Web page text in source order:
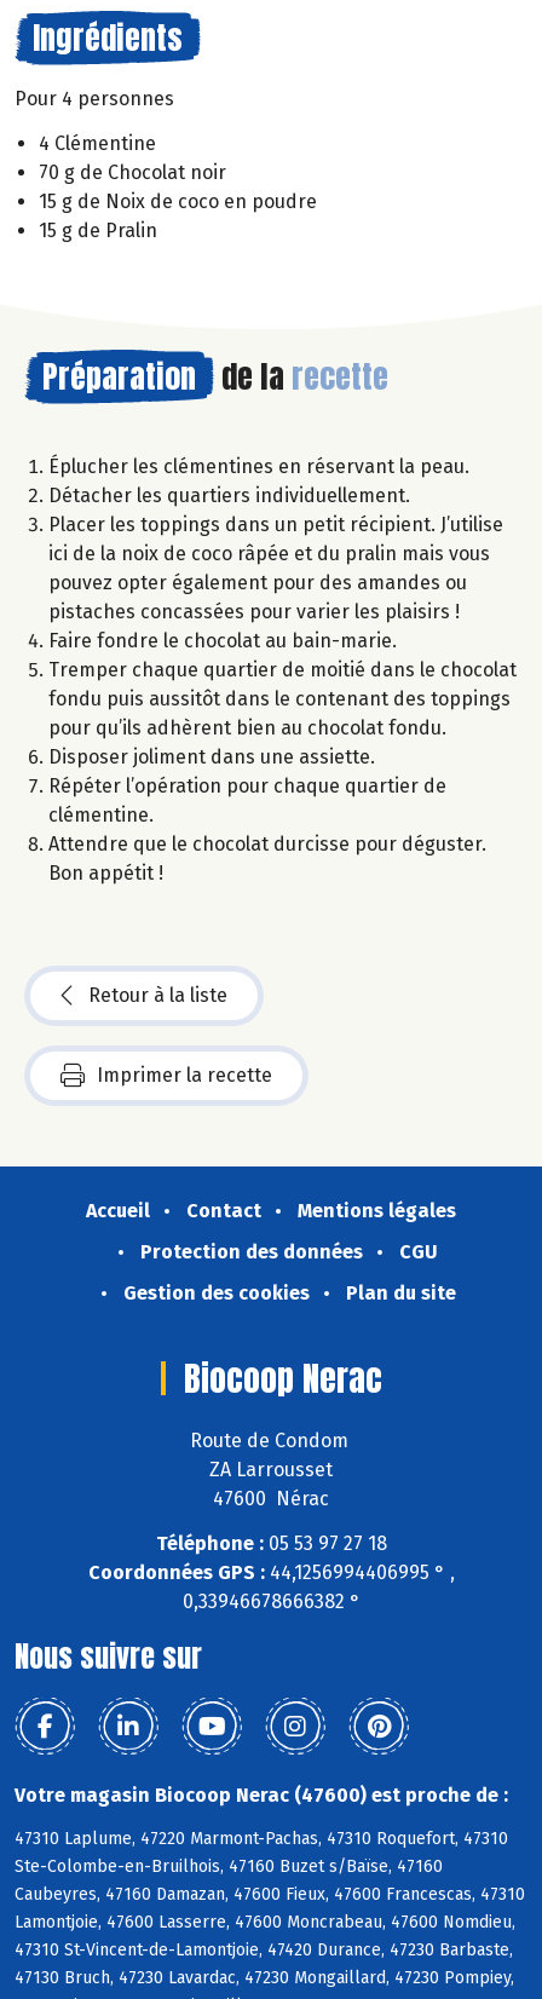
Ingrédients
Pour 4 personnes
4 Clémentine
70 g de Chocolat noir
15 g de Noix de coco en poudre
15 g de Pralin
Préparation de la recette
Éplucher les clémentines en réservant la peau.
Détacher les quartiers individuellement.
Placer les toppings dans un petit récipient. J’utilise
ici de la noix de coco râpée et du pralin mais vous
pouvez opter également pour des amandes ou
pistaches concassées pour varier les plaisirs !
Faire fondre le chocolat au bain-marie.
Tremper chaque quartier de moitié dans le chocolat
fondu puis aussitôt dans le contenant des toppings
pour qu’ils adhèrent bien au chocolat fondu.
Disposer joliment dans une assiette.
Répéter l’opération pour chaque quartier de
clémentine.
Attendre que le chocolat durcisse pour déguster.
Bon appétit !
Retour à la liste
Imprimer la recette
Accueil Contact
Mentions légales
Protection des données
CGU
Gestion des cookies
Plan du site
Biocoop Nerac
Route de Condom
ZA Larrousset
47600 Nérac
Téléphone :05 53 97 27 18
Coordonnées GPS :44,1256994406995 ° ,
0,33946678666382 °
Nous suivre sur
Votre magasin Biocoop Nerac (47600) est proche de :
47310 Laplume, 47220 Marmont-Pachas, 47310 Roquefort, 47310
Ste-Colombe-en-Bruilhois, 47160 Buzet s/Baïse, 47160
Caubeyres, 47160 Damazan, 47600 Fieux, 47600 Francescas, 47310
Lamontjoie, 47600 Lasserre, 47600 Moncrabeau, 47600 Nomdieu,
47310 St-Vincent-de-Lamontjoie, 47420 Durance, 47230 Barbaste,
47130 Bruch, 47230 Lavardac, 47230 Mongaillard, 47230 Pompiey,